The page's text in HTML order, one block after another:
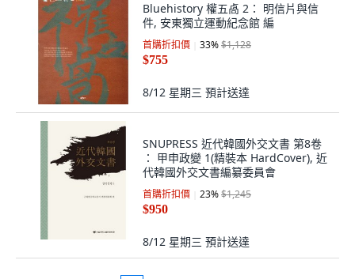
Bluehistory 權五卨 2： 明信片與信
件, 安東獨立運動紀念館 編
首購折扣價 33%$1,128
$755
8/12 星期三 預計送達
SNUPRESS 近代韓國外交文書 第8卷
： 甲申政變 1(精裝本 HardCover), 近
代韓國外交文書編纂委員會
首購折扣價 23%$1,245
$950
8/12 星期三 預計送達